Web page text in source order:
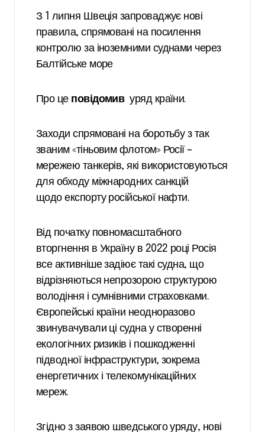
З 1 липня Швеція запроваджує нові
правила, спрямовані на посилення
контролю за іноземними суднами через
Балтійське море
Про це повідомивуряд країни.
Заходи спрямовані на боротьбу з так
званим «тіньовим флотом» Росії –
мережею танкерів, які використовуються
для обходу міжнародних санкцій
щодо експорту російської нафти.
Від початку повномасштабного
вторгнення в Україну в 2022 році Росія
все активніше задіює такі судна, що
відрізняються непрозорою структурою
володіння і сумнівними страховками.
Європейські країни неодноразово
звинувачували ці судна у створенні
екологічних ризиків і пошкодженні
підводної інфраструктури, зокрема
енергетичних і телекомунікаційних
мереж.
Згідно з заявою шведського уряду, нові